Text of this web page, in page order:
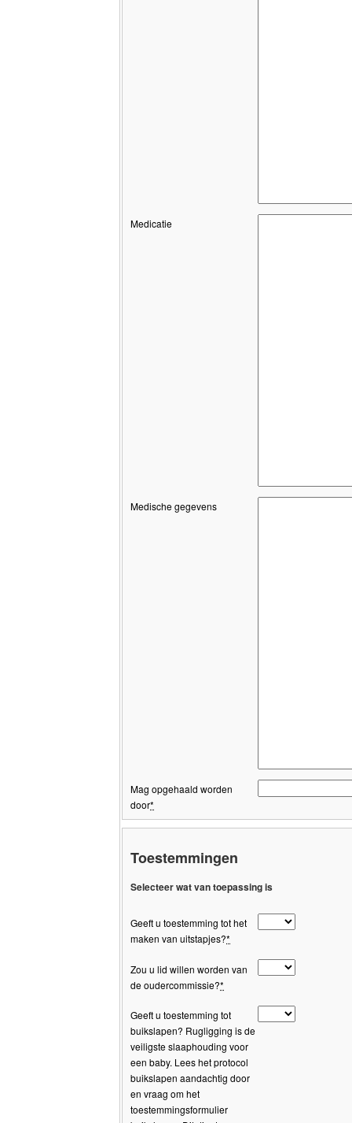
Medicatie
Medische gegevens
Mag opgehaald worden
door*
Toestemmingen
Selecteer wat van toepassing is
Geeft u toestemming tot het
maken van uitstapjes?*
Zou u lid willen worden van
de oudercommissie?*
Geeft u toestemming tot
buikslapen? Rugligging is de
veiligste slaaphouding voor
een baby. Lees het protocol
buikslapen aandachtig door
en vraag om het
toestemmingsformulier